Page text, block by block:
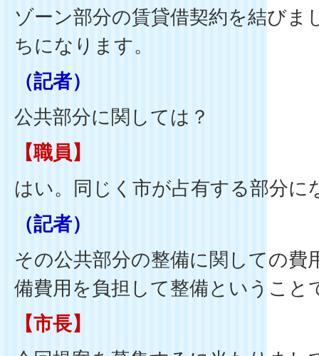
ゾーン部分の賃貸借契約を結びま
ちになります。
（記者）
公共部分に関しては？
【職員】
はい。同じく市が占有する部分に
（記者）
その公共部分の整備に関しての費
備費用を負担して整備ということ
【市長】